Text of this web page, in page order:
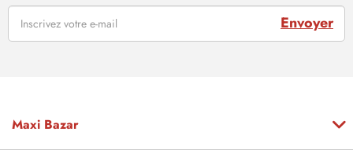
Envoyer
Maxi Bazar